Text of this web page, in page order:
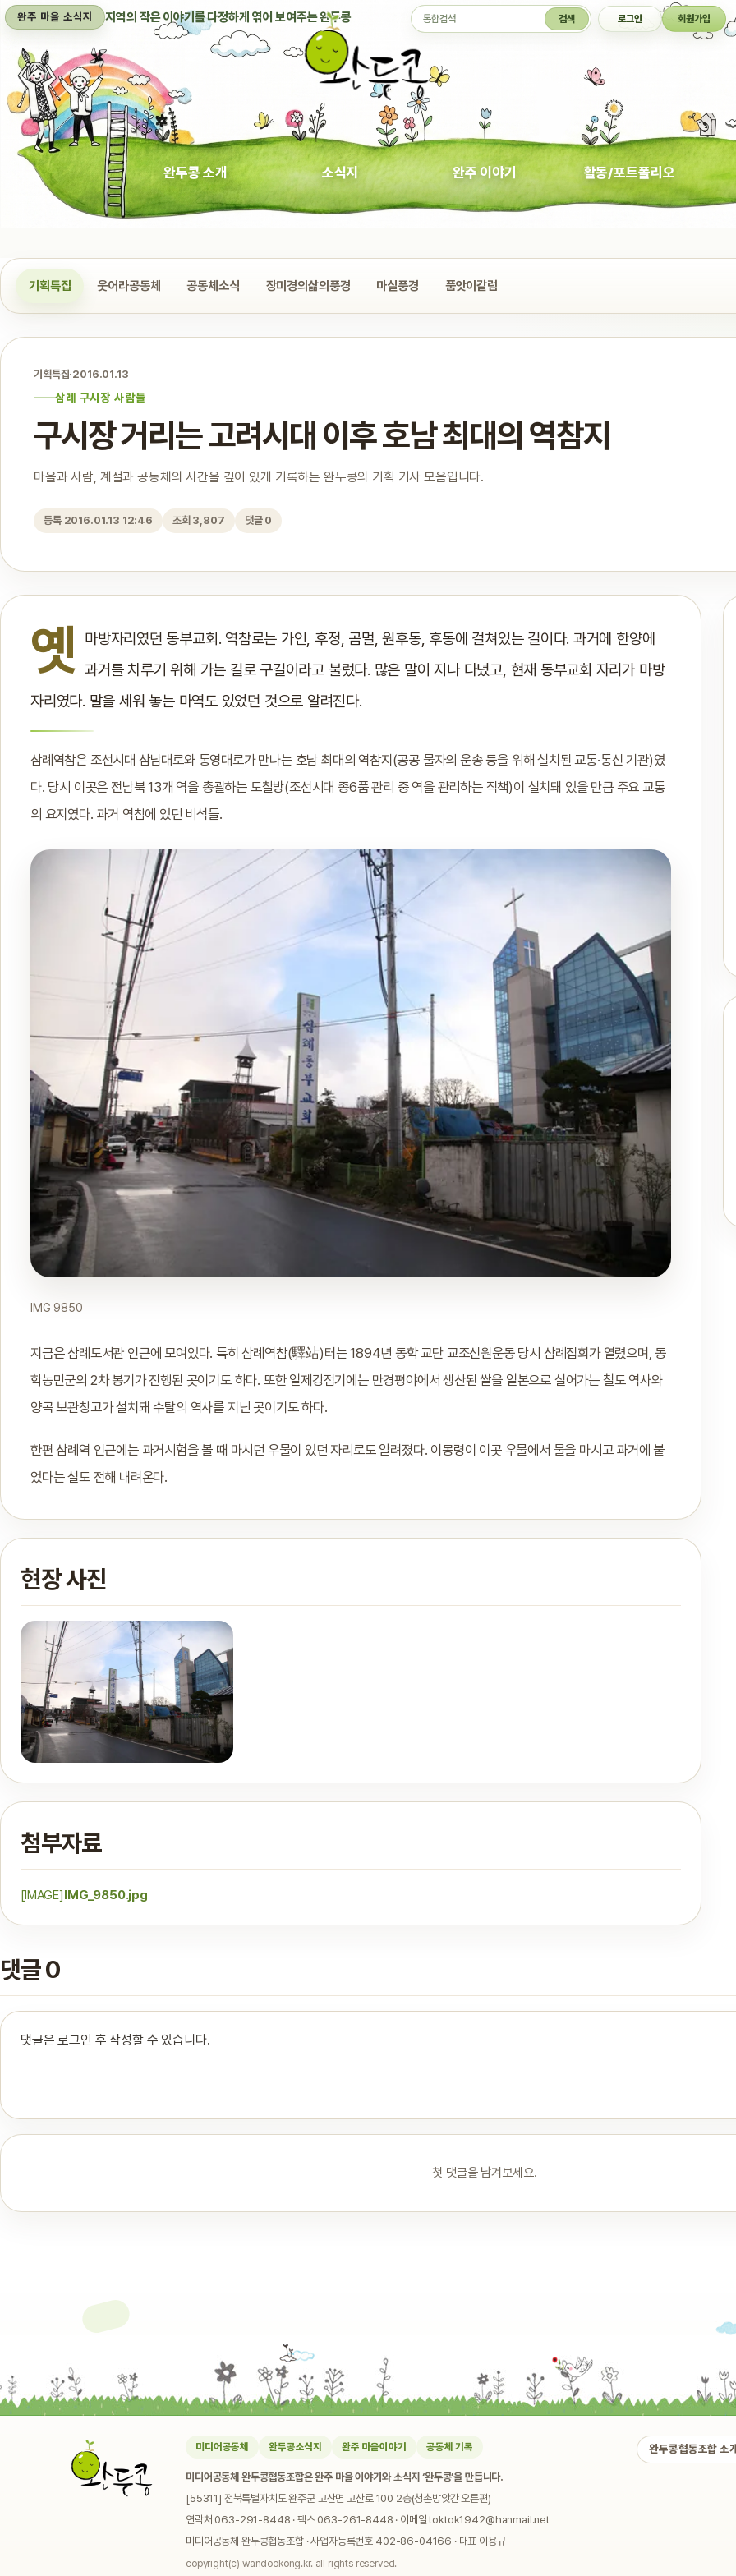
완주 마을 소식지 지역의 작은 이야기를 다정하게 엮어 보여주는 완두콩 통합검색 검색 로그인 회원가입
완두콩 소개 소식지 완주 이야기 활동/포트폴리오
기획특집 웃어라공동체 공동체소식 장미경의삶의풍경 마실풍경 품앗이칼럼
기획특집·2016.01.13
삼례 구시장 사람들
구시장 거리는 고려시대 이후 호남 최대의 역참지
마을과 사람, 계절과 공동체의 시간을 깊이 있게 기록하는 완두콩의 기획 기사 모음입니다.
등록 2016.01.13 12:46 조회 3,807 댓글 0
옛
마방자리였던 동부교회. 역참로는 가인, 후정, 곰멀, 원후동, 후동에 걸쳐있는 길이다. 과거에 한양에
과거를 치루기 위해 가는 길로 구길이라고 불렀다. 많은 말이 지나 다녔고, 현재 동부교회 자리가 마방
자리였다. 말을 세워 놓는 마역도 있었던 것으로 알려진다.
삼례역참은 조선시대 삼남대로와 통영대로가 만나는 호남 최대의 역참지(공공 물자의 운송 등을 위해 설치된 교통·통신 기관)였
다. 당시 이곳은 전남북 13개 역을 총괄하는 도찰방(조선시대 종6품 관리 중 역을 관리하는 직책)이 설치돼 있을 만큼 주요 교통
의 요지였다. 과거 역참에 있던 비석들.
IMG 9850
지금은 삼례도서관 인근에 모여있다. 특히 삼례역참(驛站)터는 1894년 동학 교단 교조신원운동 당시 삼례집회가 열렸으며, 동
학농민군의 2차 봉기가 진행된 곳이기도 하다. 또한 일제강점기에는 만경평야에서 생산된 쌀을 일본으로 실어가는 철도 역사와
양곡 보관창고가 설치돼 수탈의 역사를 지닌 곳이기도 하다.
한편 삼례역 인근에는 과거시험을 볼 때 마시던 우물이 있던 자리로도 알려졌다. 이몽령이 이곳 우물에서 물을 마시고 과거에 붙
었다는 설도 전해 내려온다.
현장 사진
첨부자료
[IMAGE]IMG_9850.jpg
댓글 0
댓글은 로그인 후 작성할 수 있습니다.
첫 댓글을 남겨보세요.
미디어공동체 완두콩소식지 완주 마을이야기 공동체 기록
미디어공동체 완두콩협동조합은 완주 마을 이야기와 소식지 ‘완두콩’을 만듭니다.
[55311] 전북특별자치도 완주군 고산면 고산로 100 2층(청촌방앗간 오른편)
연락처 063-291-8448 · 팩스 063-261-8448 · 이메일 toktok1942@hanmail.net
미디어공동체 완두콩협동조합 · 사업자등록번호 402-86-04166 · 대표 이용규
copyright(c) wandookong.kr. all rights reserved.
완두콩협동조합 소